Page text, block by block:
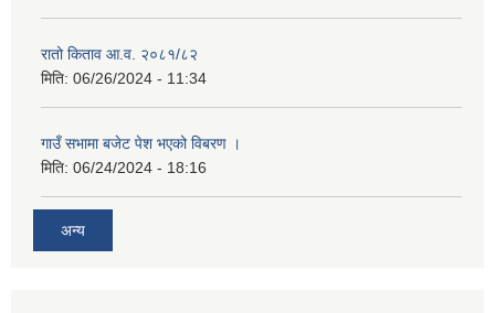
रातो किताव आ.व. २०८१/८२
मिति: 06/26/2024 - 11:34
गाउँ सभामा बजेट पेश भएको विबरण ।
मिति: 06/24/2024 - 18:16
अन्य